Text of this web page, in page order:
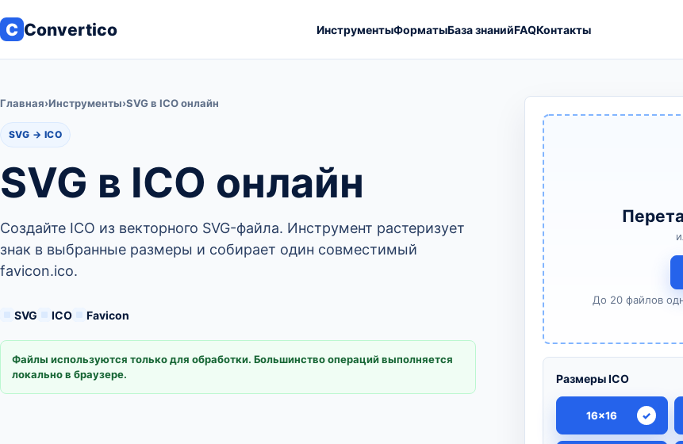
C Convertico ИнструментыФорматыБаза знанийFAQКонтакты
Главная›Инструменты›SVG в ICO онлайн
SVG → ICO
SVG в ICO онлайн
Создайте ICO из векторного SVG-файла. Инструмент растеризует
знак в выбранные размеры и собирает один совместимый
favicon.ico.
SVG ICO Favicon
Файлы используются только для обработки. Большинство операций выполняется
локально в браузере.
До 20 файлов
Размеры ICO
16×16